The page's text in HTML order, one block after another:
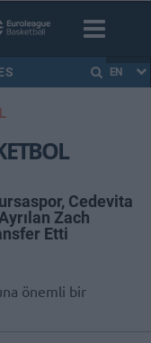
EN
Cedevita
Zach
Etti
önemli bir